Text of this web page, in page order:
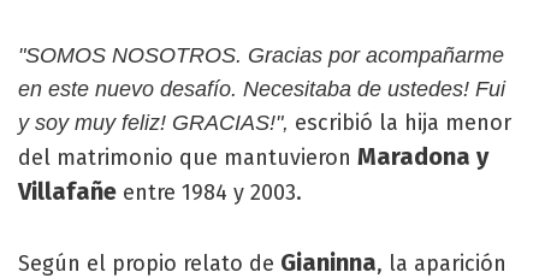
"SOMOS NOSOTROS. Gracias por acompañarme
en este nuevo desafío. Necesitaba de ustedes! Fui
y soy muy feliz! GRACIAS!", escribió la hija menor
del matrimonio que mantuvieron Maradona y
Villafañe entre 1984 y 2003.
Según el propio relato de Gianinna, la aparición